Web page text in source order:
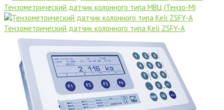
Тензометрический датчик колонного типа МВЦ (Тензо-М)
Тензометрический датчик колонного типа Keli ZSFY-A